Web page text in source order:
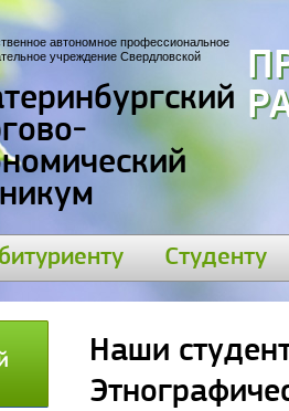
автономное профессиональное
учреждение Свердловской
Студенту
Наши